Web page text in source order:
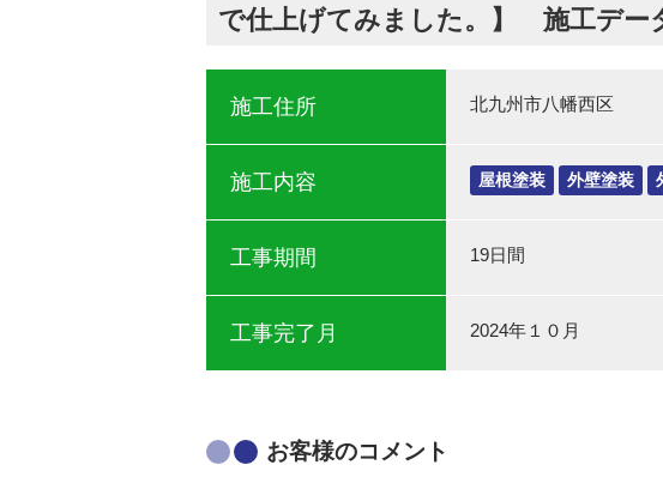
で仕上げてみました。】 施工デー
施工住所 北九州市八幡西区
施工内容 屋根塗装 外壁塗装
工事期間 19日間
工事完了月 2024年１０月
お客様のコメント